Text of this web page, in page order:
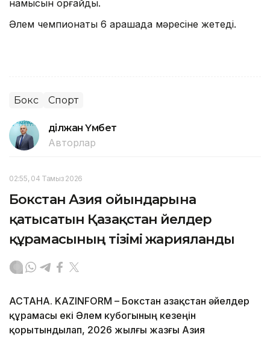
намысын қорғайды.
Әлем чемпионаты 6 қарашада мәресіне жетеді.
Бокс Спорт
Әділжан Үмбет
Авторлар
02:55, 04 Тамыз 2026
Бокстан Азия ойындарына
қатысатын Қазақстан әйелдер
құрамасының тізімі жарияланды
АСТАНА. KAZINFORM – Бокстан Қазақстан әйелдер
құрамасы екі Әлем кубогының кезеңін
қорытындылап, 2026 жылғы жазғы Азия